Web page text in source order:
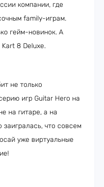
компании, где
family-играм.
гейм-новинок. А
8 Deluxe.
не только
игр Guitar Hero на
на гитаре, а на
заигралась, что совсем
уже виртуальные